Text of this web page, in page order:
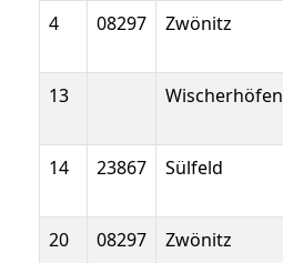
4 08297 Zwönitz
13 Wischerhöfen
14 23867 Sülfeld
20 08297 Zwönitz